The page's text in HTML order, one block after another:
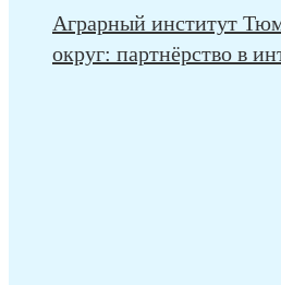
Аграрный институт
округ: партнёрство в